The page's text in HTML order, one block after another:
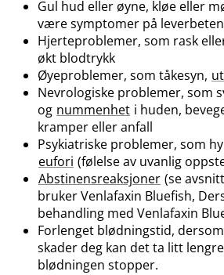
Gul hud eller øyne, kløe eller
være symptomer på
Hjerteproblemer, som rask
økt blodtrykk
Øyeproblemer, som tåkesyn,
Nevrologiske problemer, som
og nummenhet i huden,
kramper eller anfall
Psykiatriske problemer, som
eufori (følelse av uvanlig
Abstinensreaksjoner (se
bruker Venlafaxin Bluefish,
behandling med Venlafaxin
Forlenget blødningstid,
skader deg kan det ta litt
blødningen stopper.